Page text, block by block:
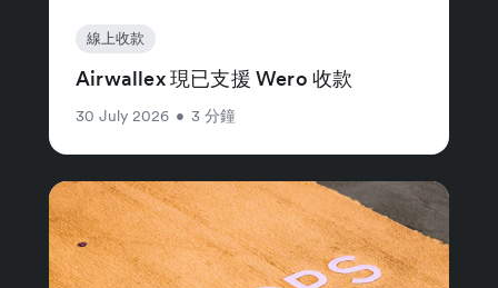
線上收款
Airwallex 現已支援 Wero 收款
30 July 2026 • 3 分鐘